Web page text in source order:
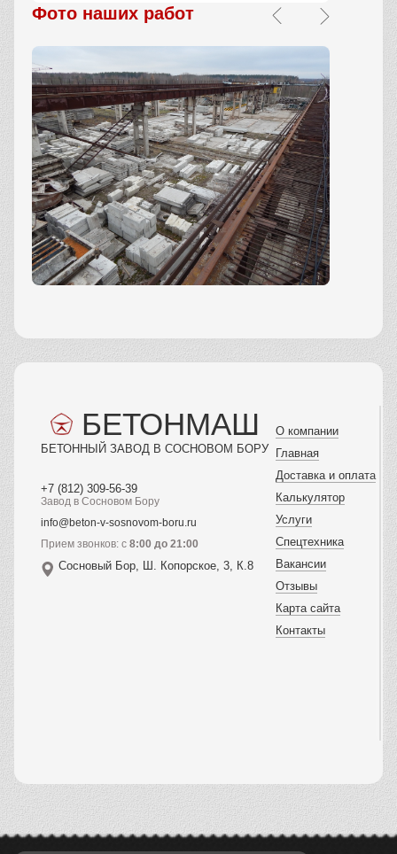
Фото наших работ
БЕТОНМАШ
БЕТОННЫЙ ЗАВОД В СОСНОВОМ БОРУ
+7 (812) 309-56-39
Завод в Сосновом Бору
info@beton-v-sosnovom-boru.ru
Прием звонков: с 8:00 до 21:00
Сосновый Бор, Ш. Копорское, 3, К.8
О компании
Главная
Доставка и оплата
Калькулятор
Услуги
Спецтехника
Вакансии
Отзывы
Карта сайта
Контакты